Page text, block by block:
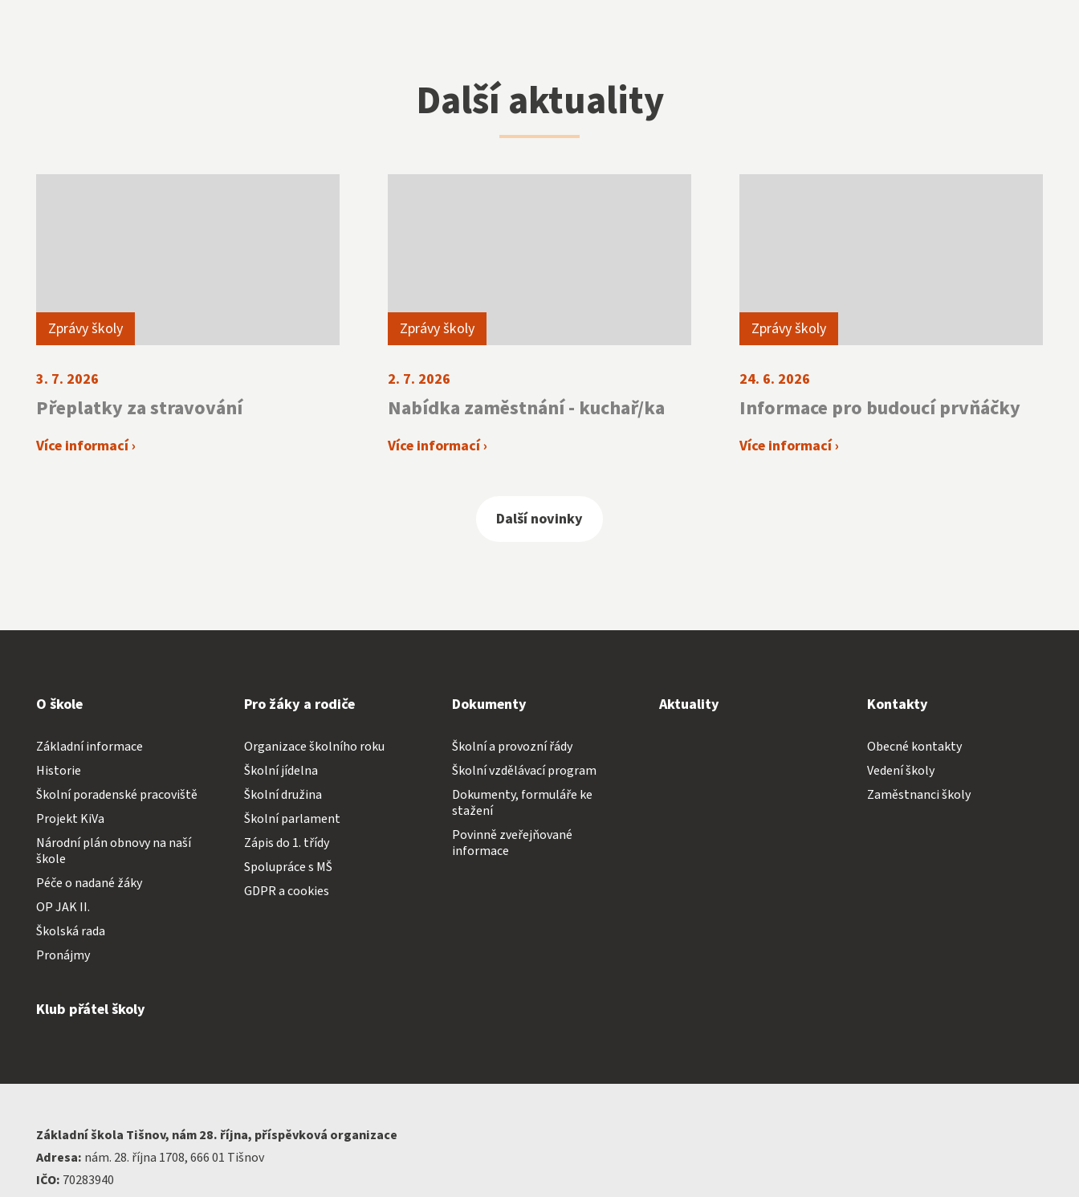
Další aktuality
Zprávy školy
3. 7. 2026
Přeplatky za stravování
Více informací ›
Zprávy školy
2. 7. 2026
Nabídka zaměstnání - kuchař/ka
Více informací ›
Zprávy školy
24. 6. 2026
Informace pro budoucí prvňáčky
Více informací ›
Další novinky
O škole
Základní informace
Historie
Školní poradenské pracoviště
Projekt KiVa
Národní plán obnovy na naší
škole
Péče o nadané žáky
OP JAK II.
Školská rada
Pronájmy
Pro žáky a rodiče
Organizace školního roku
Školní jídelna
Školní družina
Školní parlament
Zápis do 1. třídy
Spolupráce s MŠ
GDPR a cookies
Dokumenty
Školní a provozní řády
Školní vzdělávací program
Dokumenty, formuláře ke
stažení
Povinně zveřejňované
informace
Aktuality Kontakty
Obecné kontakty
Vedení školy
Zaměstnanci školy
Klub přátel školy
Základní škola Tišnov, nám 28. října, příspěvková organizace
Adresa: nám. 28. října 1708, 666 01 Tišnov
IČO: 70283940